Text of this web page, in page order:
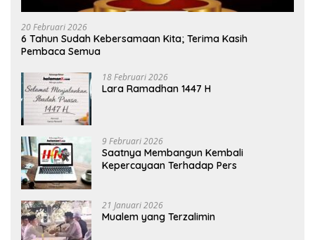
20 Februari 2026
6 Tahun Sudah Kebersamaan Kita; Terima Kasih
Pembaca Semua
18 Februari 2026
Lara Ramadhan 1447 H
9 Februari 2026
Saatnya Membangun Kembali
Kepercayaan Terhadap Pers
21 Januari 2026
Mualem yang Terzalimin